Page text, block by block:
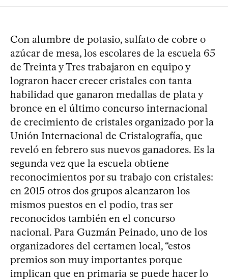
Con alumbre de potasio, sulfato de cobre o
azúcar de mesa, los escolares de la escuela 65
de Treinta y Tres trabajaron en equipo y
lograron hacer crecer cristales con tanta
habilidad que ganaron medallas de plata y
bronce en el último concurso internacional
de crecimiento de cristales organizado por la
Unión Internacional de Cristalografía, que
reveló en febrero sus nuevos ganadores. Es la
segunda vez que la escuela obtiene
reconocimientos por su trabajo con cristales:
en 2015 otros dos grupos alcanzaron los
mismos puestos en el podio, tras ser
reconocidos también en el concurso
nacional. Para Guzmán Peinado, uno de los
organizadores del certamen local, “estos
premios son muy importantes porque
implican que en primaria se puede hacer lo